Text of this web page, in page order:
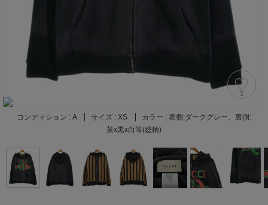
1
コンディション : A サイズ : XS カラー : 表側:ダークグレー、裏側:
茶x黒x白等(総柄)